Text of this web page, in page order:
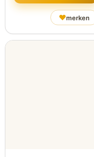
♥merken